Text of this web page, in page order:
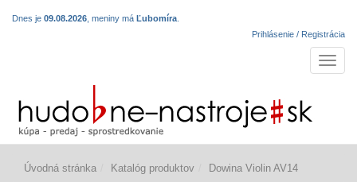
Dnes je 09.08.2026 , meniny má Ľubomíra
Prihlásenie / Registrácia
Úvodná stránka Katalóg produktov Dowina Violin AV14